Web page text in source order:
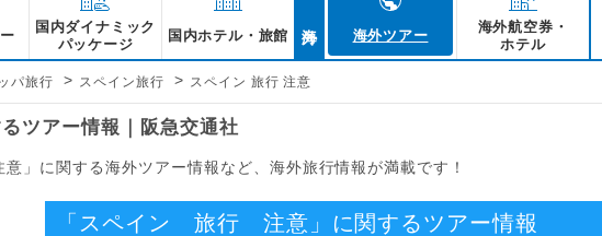
国内ダイナミック
パッケージ
国内ホテル・旅館 海外ツアー
海外航空券・
ホテル
パ旅行 > スペイン旅行 > スペイン 旅行 注意
ツアー情報｜阪急交通社
」に関する海外ツアー情報など、海外旅行情報が満載です！
「スペイン 旅行 注意」に関するツアー情報